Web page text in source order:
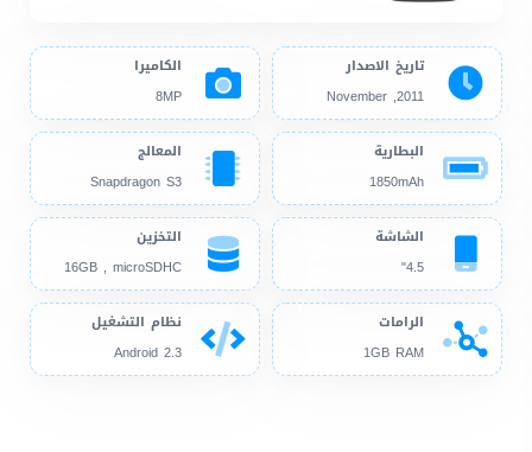
تاريخ الاصدار
2011, November
الكاميرا
8MP
البطارية
1850mAh
المعالج
Snapdragon S3
الشاشة
4.5"
التخزين
16GB , microSDHC
الرامات
1GB RAM
نظام التشغيل
Android 2.3